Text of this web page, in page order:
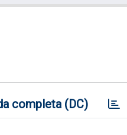
completa (DC)